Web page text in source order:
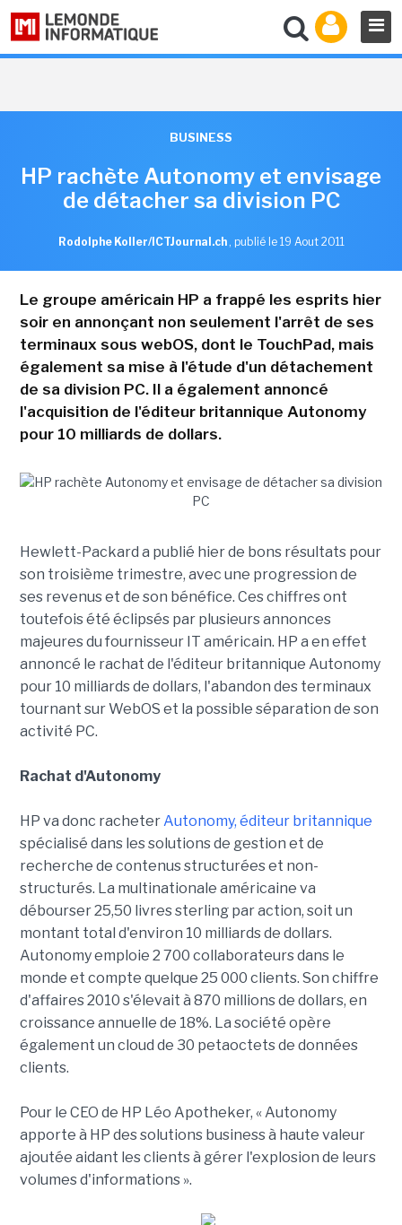
BUSINESS
HP rachète Autonomy et envisage
de détacher sa division PC
Rodolphe Koller/ICTJournal.ch , publié le 19 Aout 2011
Le groupe américain HP a frappé les esprits hier
soir en annonçant non seulement l'arrêt de ses
terminaux sous webOS, dont le TouchPad, mais
également sa mise à l'étude d'un détachement
de sa division PC. Il a également annoncé
l'acquisition de l'éditeur britannique Autonomy
pour 10 milliards de dollars.
Hewlett-Packard a publié hier de bons résultats pour
son troisième trimestre, avec une progression de
ses revenus et de son bénéfice. Ces chiffres ont
toutefois été éclipsés par plusieurs annonces
majeures du fournisseur IT américain. HP a en effet
annoncé le rachat de l'éditeur britannique Autonomy
pour 10 milliards de dollars, l'abandon des terminaux
tournant sur WebOS et la possible séparation de son
activité PC.
Rachat d'Autonomy
HP va donc racheterAutonomy, éditeur britannique
spécialisé dans les solutions de gestion et de
recherche de contenus structurées et non-
structurés. La multinationale américaine va
débourser 25,50 livres sterling par action, soit un
montant total d'environ 10 milliards de dollars.
Autonomy emploie 2 700 collaborateurs dans le
monde et compte quelque 25 000 clients. Son chiffre
d'affaires 2010 s'élevait à 870 millions de dollars, en
croissance annuelle de 18%. La société opère
également un cloud de 30 petaoctets de données
clients.
Pour le CEO de HP Léo Apotheker, « Autonomy
apporte à HP des solutions business à haute valeur
ajoutée aidant les clients à gérer l'explosion de leurs
volumes d'informations ».